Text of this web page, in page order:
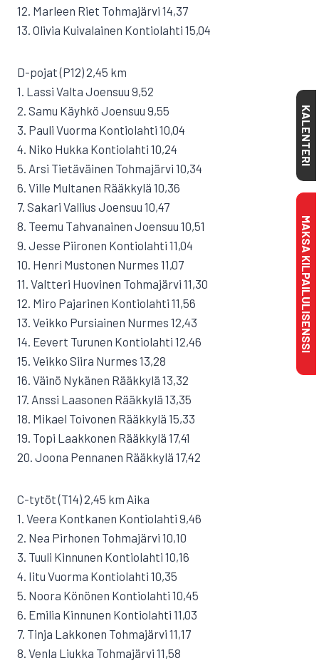
12. Marleen Riet Tohmajärvi 14,37
13. Olivia Kuivalainen Kontiolahti 15,04
D-pojat (P12) 2,45 km
1. Lassi Valta Joensuu 9,52
2. Samu Käyhkö Joensuu 9,55
3. Pauli Vuorma Kontiolahti 10,04
4. Niko Hukka Kontiolahti 10,24
5. Arsi Tietäväinen Tohmajärvi 10,34
6. Ville Multanen Rääkkylä 10,36
7. Sakari Vallius Joensuu 10,47
8. Teemu Tahvanainen Joensuu 10,51
9. Jesse Piironen Kontiolahti 11,04
10. Henri Mustonen Nurmes 11,07
11. Valtteri Huovinen Tohmajärvi 11,30
12. Miro Pajarinen Kontiolahti 11,56
13. Veikko Pursiainen Nurmes 12,43
14. Eevert Turunen Kontiolahti 12,46
15. Veikko Siira Nurmes 13,28
16. Väinö Nykänen Rääkkylä 13,32
17. Anssi Laasonen Rääkkylä 13,35
18. Mikael Toivonen Rääkkylä 15,33
19. Topi Laakkonen Rääkkylä 17,41
20. Joona Pennanen Rääkkylä 17,42
C-tytöt (T14) 2,45 km Aika
1. Veera Kontkanen Kontiolahti 9,46
2. Nea Pirhonen Tohmajärvi 10,10
3. Tuuli Kinnunen Kontiolahti 10,16
4. Iitu Vuorma Kontiolahti 10,35
5. Noora Könönen Kontiolahti 10,45
6. Emilia Kinnunen Kontiolahti 11,03
7. Tinja Lakkonen Tohmajärvi 11,17
8. Venla Liukka Tohmajärvi 11,58
KALENTERI
MAKSA KILPAILULISENSSI